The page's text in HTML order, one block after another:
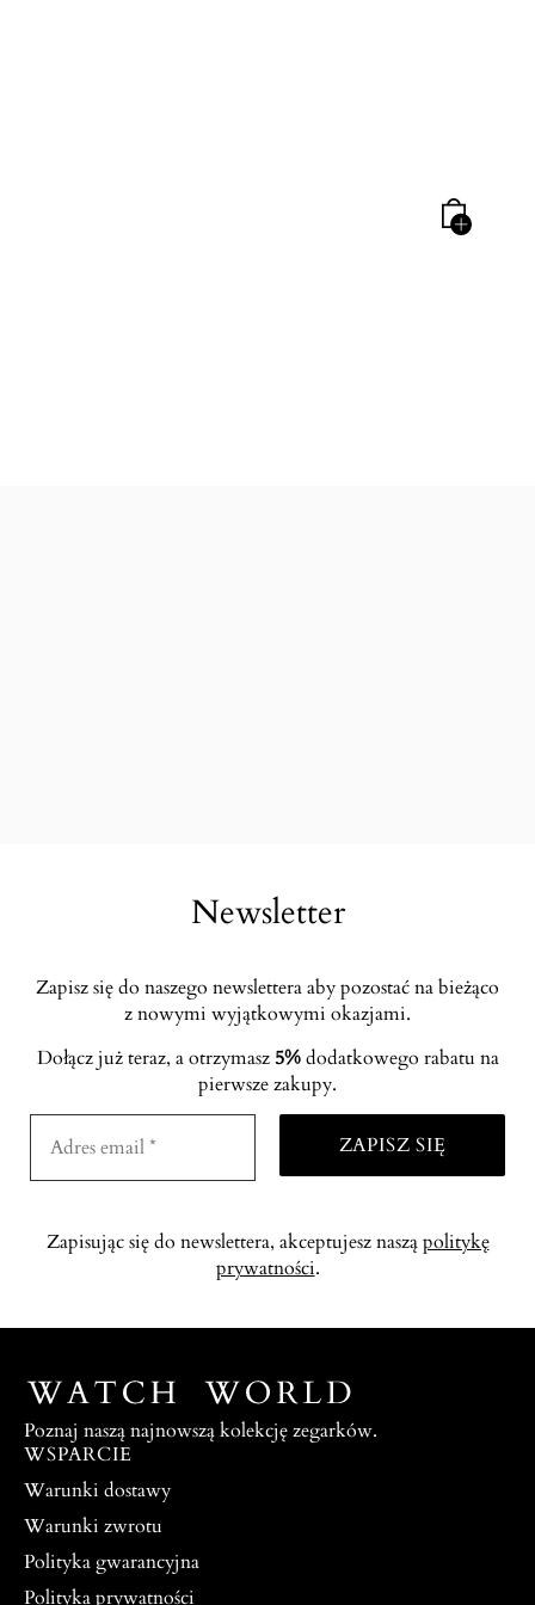
Newsletter
Zapisz się do naszego newslettera aby pozostać na bieżąco
z nowymi wyjątkowymi okazjami.
Dołącz już teraz, a otrzymasz 5%dodatkowego rabatu na
pierwsze zakupy.
Zapisując się do newslettera, akceptujesz nasząpolitykę
prywatności.
Poznaj naszą najnowszą kolekcję zegarków.
WSPARCIE
Warunki dostawy
Warunki zwrotu
Polityka gwarancyjna
Polityka prywatności